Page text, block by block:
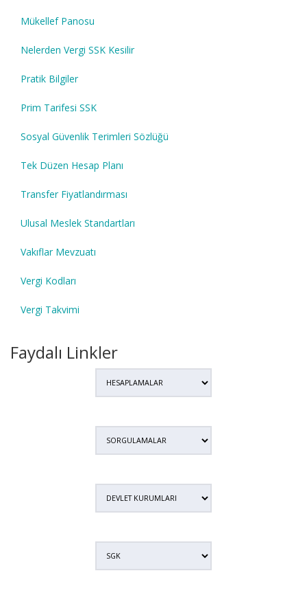
Mükellef Panosu
Nelerden Vergi SSK Kesilir
Pratik Bilgiler
Prim Tarifesi SSK
Sosyal Güvenlik Terimleri Sözlüğü
Tek Düzen Hesap Planı
Transfer Fiyatlandırması
Ulusal Meslek Standartları
Vakıflar Mevzuatı
Vergi Kodları
Vergi Takvimi
Faydalı Linkler